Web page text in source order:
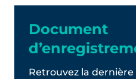
Document
Retrouvez la